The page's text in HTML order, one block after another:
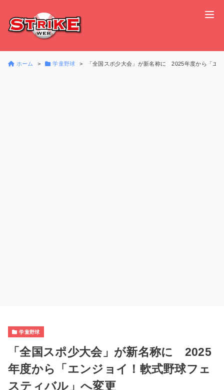
ホーム 学童野球 「全国スポ少大会」が新名称に 2025年度から「エ
学童野球
「全国スポ少大会」が新名称に 2025
年度から「エンジョイ！軟式野球フェ
スティバル」へ変更